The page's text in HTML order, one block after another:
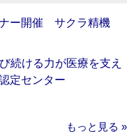
ー開催 サクラ精機
続ける力が医療を支え
定センター
もっと見る »